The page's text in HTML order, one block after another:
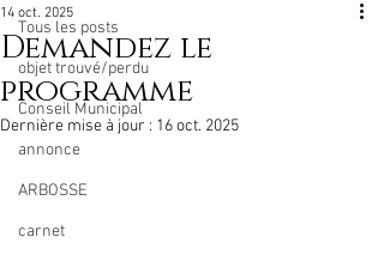
Tous les posts
objet trouvé/perdu
Conseil Municipal
annonce
ARBOSSE
carnet
Demandez le
programme
14 oct. 2025
Dernière mise à jour : 16 oct. 2025